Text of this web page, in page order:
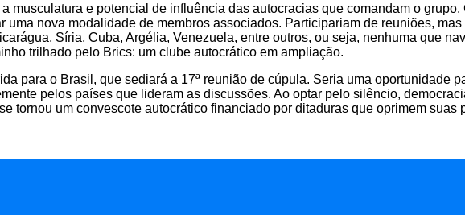
musculatura e potencial de influência das autocracias que comandam o
nova modalidade de membros associados. Participariam de reuniões,
Síria, Cuba, Argélia, Venezuela, entre outros, ou seja, nenhuma que
trilhado pelo Brics: um clube autocrático em ampliação.
para o Brasil, que sediará a 17ª reunião de cúpula. Seria uma oportunidade
pelos países que lideram as discussões. Ao optar pelo silêncio,
tornou um convescote autocrático financiado por ditaduras que oprimem suas